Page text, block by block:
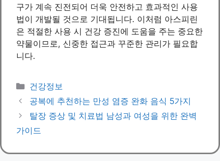
구가 계속 진전되어 더욱 안전하고 효과적인 사용
법이 개발될 것으로 기대됩니다. 이처럼 아스피린
은 적절한 사용 시 건강 증진에 도움을 주는 중요한
약물이므로, 신중한 접근과 꾸준한 관리가 필요합
니다.
Categories
건강정보
공복에 추천하는 만성 염증 완화 음식 5가지
탈장 증상 및 치료법 남성과 여성을 위한 완벽
가이드